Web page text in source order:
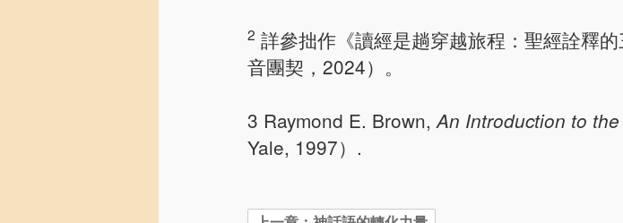
2 詳參拙作《讀經是趟穿越旅程：聖經詮釋
音團契，2024）。
3 Raymond E. Brown, An Introduction to
Yale, 1997）.